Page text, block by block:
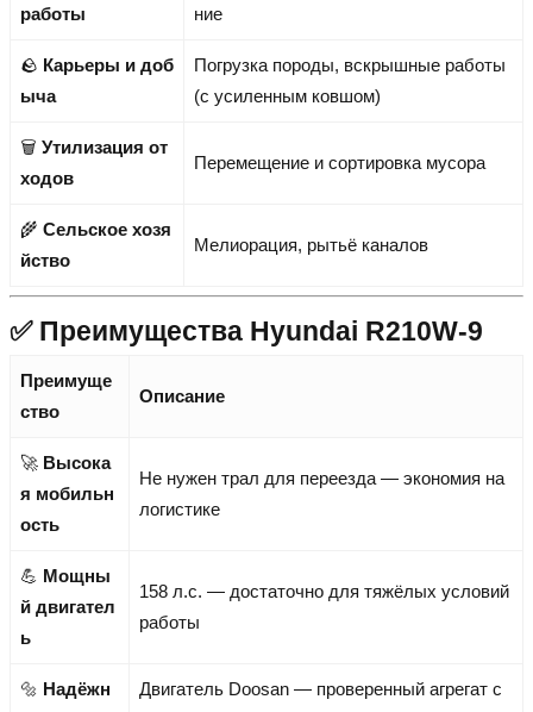
работы
ние
🪨 Карьеры и доб
ыча
Погрузка породы, вскрышные работы
(с усиленным ковшом)
🗑️ Утилизация от
ходов
Перемещение и сортировка мусора
🌾 Сельское хозя
йство
Мелиорация, рытьё каналов
✅ Преимущества Hyundai R210W-9
Преимуще
ство
Описание
🚀 Высока
я мобильн
ость
Не нужен трал для переезда — экономия на
логистике
💪 Мощны
й двигател
ь
158 л.с. — достаточно для тяжёлых условий
работы
🔩 Надёжн
Двигатель Doosan — проверенный агрегат с